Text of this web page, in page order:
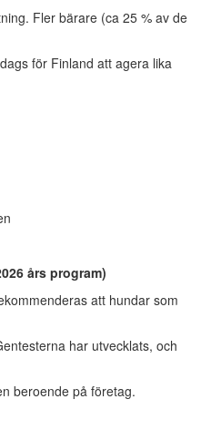
Fler bärare (ca 25 % av de
för Finland att agera lika
års program)
att hundar som
har utvecklats, och
beroende på företag.